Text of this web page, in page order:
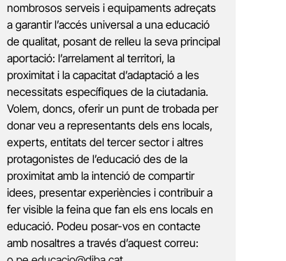
nombrosos serveis i equipaments adreçats
a garantir l’accés universal a una educació
de qualitat, posant de relleu la seva principal
aportació: l’arrelament al territori, la
proximitat i la capacitat d’adaptació a les
necessitats específiques de la ciutadania.
Volem, doncs, oferir un punt de trobada per
donar veu a representants dels ens locals,
experts, entitats del tercer sector i altres
protagonistes de l’educació des de la
proximitat amb la intenció de compartir
idees, presentar experiències i contribuir a
fer visible la feina que fan els ens locals en
educació. Podeu posar-vos en contacte
amb nosaltres a través d’aquest correu: